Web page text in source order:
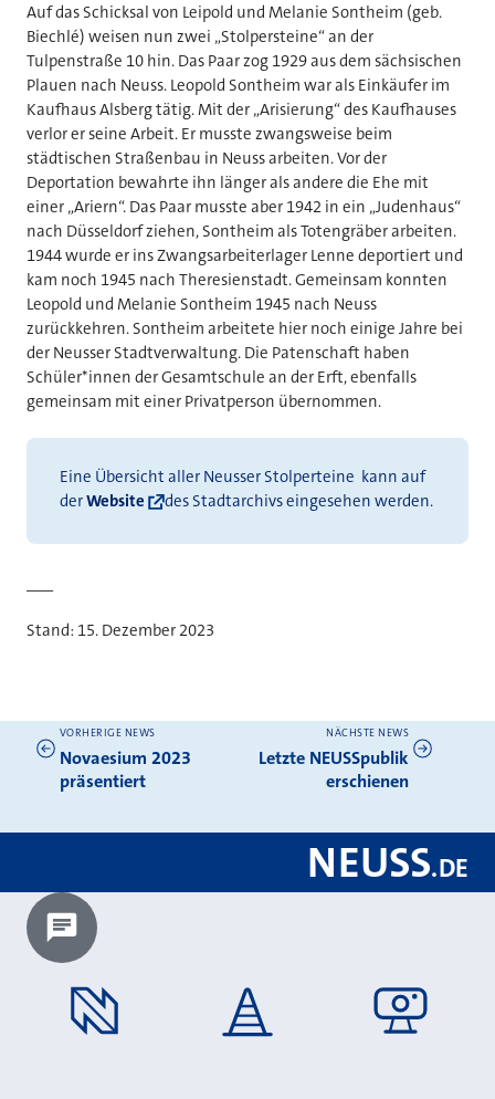
Auf das Schicksal von Leipold und Melanie Sontheim (geb.
Biechlé) weisen nun zwei „Stolpersteine“ an der
Tulpenstraße 10 hin. Das Paar zog 1929 aus dem sächsischen
Plauen nach Neuss. Leopold Sontheim war als Einkäufer im
Kaufhaus Alsberg tätig. Mit der „Arisierung“ des Kaufhauses
verlor er seine Arbeit. Er musste zwangsweise beim
städtischen Straßenbau in Neuss arbeiten. Vor der
Deportation bewahrte ihn länger als andere die Ehe mit
einer „Ariern“. Das Paar musste aber 1942 in ein „Judenhaus“
nach Düsseldorf ziehen, Sontheim als Totengräber arbeiten.
1944 wurde er ins Zwangsarbeiterlager Lenne deportiert und
kam noch 1945 nach Theresienstadt. Gemeinsam konnten
Leopold und Melanie Sontheim 1945 nach Neuss
zurückkehren. Sontheim arbeitete hier noch einige Jahre bei
der Neusser Stadtverwaltung. Die Patenschaft haben
Schüler*innen der Gesamtschule an der Erft, ebenfalls
gemeinsam mit einer Privatperson übernommen.
Eine Übersicht aller Neusser Stolperteine kann auf
derWebsite des Stadtarchivs eingesehen werden.
Stand: 15. Dezember 2023
Weitere News
VORHERIGE NEWS
Novaesium 2023
präsentiert
NÄCHSTE NEWS
Letzte NEUSSpublik
erschienen
NEUSS.DE
Chatbot laden?